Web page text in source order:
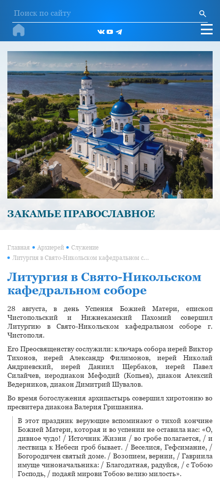
ЗАКАМЬЕ ПРАВОСЛАВНОЕ
Главная Архиерей Служение
Литургия в Свято-Никольском кафедральном соборе
Литургия в Свято-Никольском
кафедральном соборе
28 августа, в день Успения Божией Матери, епископ
Чистопольский и Нижнекамский Пахомий совершил
Литургию в Свято-Никольском кафедральном соборе г.
Чистополя.
Его Преосвященству сослужили: ключарь собора иерей Виктор
Тихонов, иерей Александр Филимонов, иерей Николай
Андриевский, иерей Даниил Щербаков, иерей Павел
Силайчев, иеродиакон Мефодий (Копьев), диакон Алексий
Ведерников, диакон Димитрий Шувалов.
Во время богослужения архипастырь совершил хиротонию во
пресвитера диакона Валерия Гришанина.
В этот праздник верующие вспоминают о тихой кончине
Божией Матери, которая и во успении не оставила нас: «О,
дивное чудо! / Источник Жизни / во гробе полагается, / и
лествица к Небеси гроб бывает. / Веселися, Гефсимание, /
Богородичен святый доме. / Возопием, вернии, / Гавриила
имуще чиноначальника: / Благодатная, радуйся, / с Тобою
Господь, / подаяй мирови Тобою велию милость».